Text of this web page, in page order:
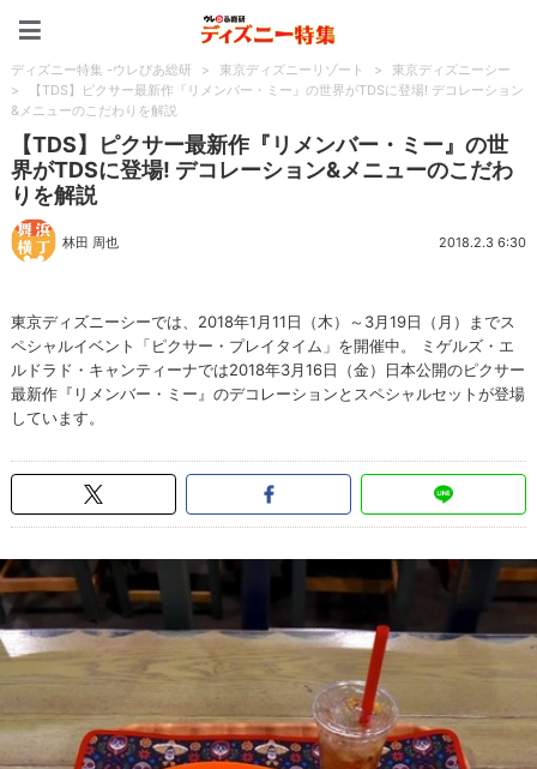
ディズニー特集 -ウレぴあ総研 > 東京ディズニーリゾート >
東京ディズニーシー
>
【TDS】ピクサー最新作『リメンバー・ミー』の世界がTDSに登場! デコレーション
&メニューのこだわりを解説
【TDS】ピクサー最新作『リメンバー・ミー』の世
界がTDSに登場! デコレーション&メニューのこだわ
りを解説
林田 周也 2018.2.3 6:30
東京ディズニーシーでは、2018年1月11日（木）～3月19日（月）までス
ペシャルイベント「ピクサー・プレイタイム」を開催中。 ミゲルズ・エ
ルドラド・キャンティーナでは2018年3月16日（金）日本公開のピクサー
最新作『リメンバー・ミー』のデコレーションとスペシャルセットが登場
しています。